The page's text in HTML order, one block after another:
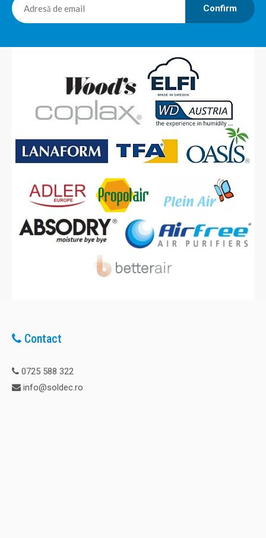
Confirm
Contact
0725 588 322
info@soldec.ro